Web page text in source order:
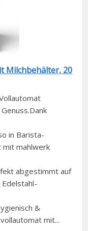
Milchbehälter, 20
in Barista-
mit mahlwerk
abgestimmt auf
Edelstahl-
&
mit...